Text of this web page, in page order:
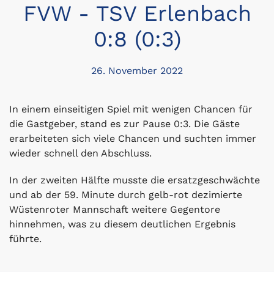
FVW - TSV Erlenbach
0:8 (0:3)
26. November 2022
In einem einseitigen Spiel mit wenigen Chancen für
die Gastgeber, stand es zur Pause 0:3. Die Gäste
erarbeiteten sich viele Chancen und suchten immer
wieder schnell den Abschluss.
In der zweiten Hälfte musste die ersatzgeschwächte
und ab der 59. Minute durch gelb-rot dezimierte
Wüstenroter Mannschaft weitere Gegentore
hinnehmen, was zu diesem deutlichen Ergebnis
führte.